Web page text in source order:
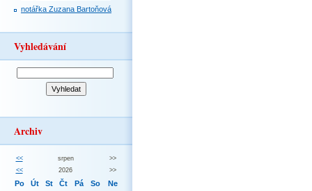
notářka Zuzana Bartoňová
Vyhledávání
Archiv
<< srpen
>>
<<
2026 >>
Po Út St Čt Pá So Ne